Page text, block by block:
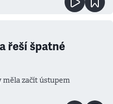
řeší špatné
začít ústupem